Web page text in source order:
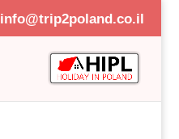
info@trip2poland.co.il